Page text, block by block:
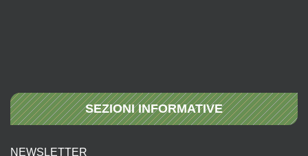
SEZIONI INFORMATIVE
NEWSLETTER